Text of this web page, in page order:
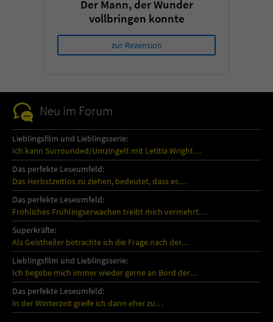
Der Mann, der Wunder
vollbringen konnte
zur Rezension
Neu im Forum
Lieblingsfilm und Lieblingsserie:
Ich kann Surrounded/Umzingelt mit Letitia Wright…
Das perfekte Leseumfeld:
Das Herbstzeitlos zu ziehen, bedeutet, dass es…
Das perfekte Leseumfeld:
Fröhliches Frühlingserwachen treibt mich vermehrt…
Superkräfte:
Als Geistheiler betrachte ich die Frage nach der…
Lieblingsfilm und Lieblingsserie:
Ich begebe mich immer wieder gerne an Bord der…
Das perfekte Leseumfeld:
In der Winterzeit greife ich dann eher zu…